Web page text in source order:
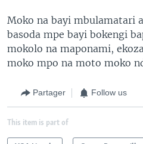
Moko na bayi mbulamatari
basoda mpe bayi bokengi
mokolo na maponami,
moko mpo na moto moko
Partager Follow us
This item is part of